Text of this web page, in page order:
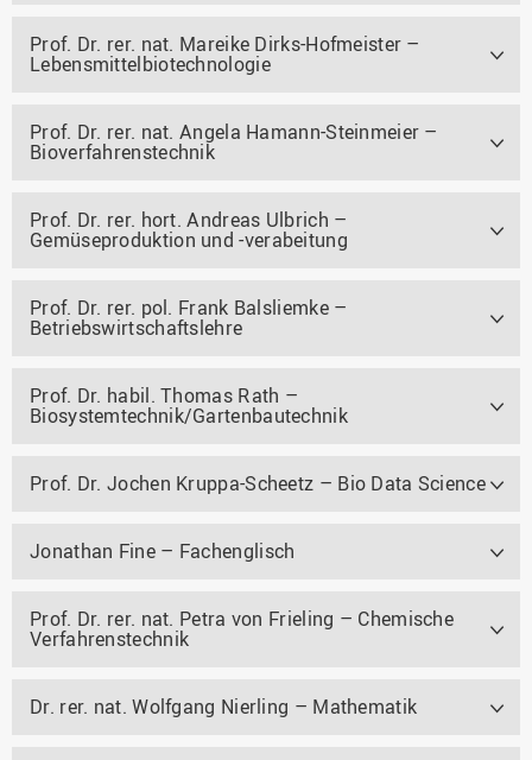
Prof. Dr. rer. nat. Mareike Dirks-Hofmeister –
Lebensmittelbiotechnologie
Prof. Dr. rer. nat. Angela Hamann-Steinmeier –
Bioverfahrenstechnik
Prof. Dr. rer. hort. Andreas Ulbrich –
Gemüseproduktion und -verabeitung
Prof. Dr. rer. pol. Frank Balsliemke –
Betriebswirtschaftslehre
Prof. Dr. habil. Thomas Rath –
Biosystemtechnik/Gartenbautechnik
Prof. Dr. Jochen Kruppa-Scheetz – Bio Data Science
Jonathan Fine – Fachenglisch
Prof. Dr. rer. nat. Petra von Frieling – Chemische
Verfahrenstechnik
Dr. rer. nat. Wolfgang Nierling – Mathematik